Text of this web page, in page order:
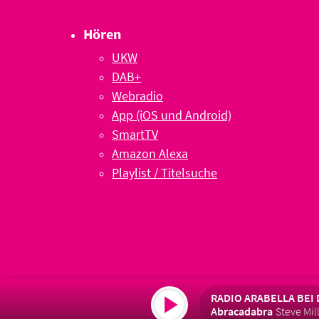
Hören
UKW
DAB+
Webradio
App (iOS und Android)
SmartTV
Amazon Alexa
Playlist / Titelsuche
RADIO ARABELLA BEI
Abracadabra Steve